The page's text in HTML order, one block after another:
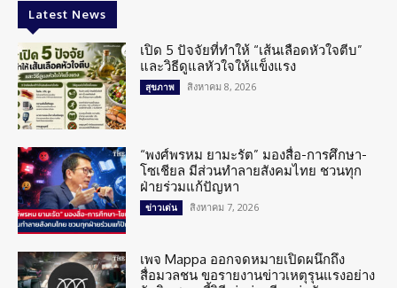
Latest News
เปิด 5 ปัจจัยที่ทำให้ “เส้นเลือดหัวใจตีบ”
และวิธีดูแลหัวใจให้แข็งแรง
สุขภาพ สิงหาคม 8, 2026
“พงศ์พรหม ยามะรัต” มองสื่อ-การศึกษา-
โซเชียล มีส่วนทำลายสังคมไทย ชวนทุก
ฝ่ายร่วมแก้ปัญหา
ข่าวเด่น สิงหาคม 7, 2026
เพจ Mappa ออกจดหมายเปิดผนึกถึง
สื่อมวลชน ขอรายงานข่าวเหตุรุนแรงอย่าง